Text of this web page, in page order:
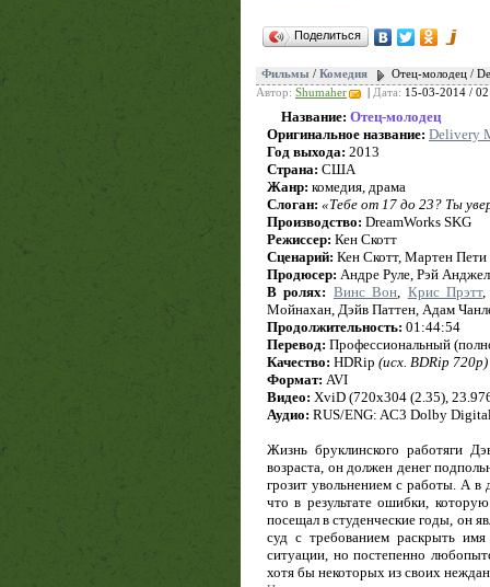
Поделиться
Фильмы / Комедия
Отец-молодец /
Автор: Shumaher Дата: 15-03-2014 /
Название: Отец-молодец
Оригинальное название: Delivery
Год выхода: 2013
Страна: США
Жанр: комедия, драма
Слоган: «Тебе от 17 до 23? Ты
Производство: DreamWorks SKG
Режиссер: Кен Скотт
Сценарий: Кен Скотт, Мартен Пети
Продюсер: Андре Руле, Рэй
В ролях: Винс Вон, Крис Прэтт
Мойнахан, Дэйв Паттен, Адам
Продолжительность: 01:44:54
Перевод: Профессиональный
Качество: HDRip (исх. BDRip 720p)
Формат: AVI
Видео: XviD (720x304 (2.35),
Аудио: RUS/ENG: AC3 Dolby
Жизнь бруклинского работяги
возраста, он должен денег
грозит увольнением с работы. А в
что в результате ошибки,
посещал в студенческие годы, он
суд с требованием раскрыть
ситуации, но постепенно
хотя бы некоторых из своих